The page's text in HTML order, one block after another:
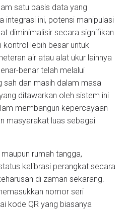
satu basis data yang
integrasi ini, potensi manipulasi
diminimalisir secara signifikan.
kontrol lebih besar untuk
air atau alat ukur lainnya
benar telah melalui
sah dan masih dalam masa
ditawarkan oleh sistem ini
membangun kepercayaan
masyarakat luas sebagai
rumah tangga,
kalibrasi perangkat secara
di zaman sekarang.
nomor seri
kode QR yang biasanya